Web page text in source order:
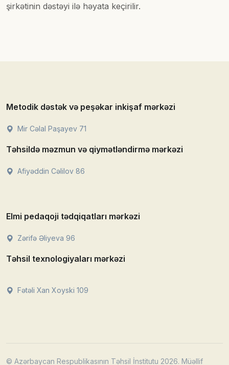
şirkətinin dəstəyi ilə həyata keçirilir.
Metodik dəstək və peşəkar inkişaf mərkəzi
Mir Cəlal Paşayev 71
Təhsildə məzmun və qiymətləndirmə mərkəzi
Afiyəddin Cəlilov 86
Elmi pedaqoji tədqiqatları mərkəzi
Zərifə Əliyeva 96
Təhsil texnologiyaları mərkəzi
Fətəli Xan Xoyski 109
© Azərbaycan Respublikasının Təhsil İnstitutu 2026. Müəllif